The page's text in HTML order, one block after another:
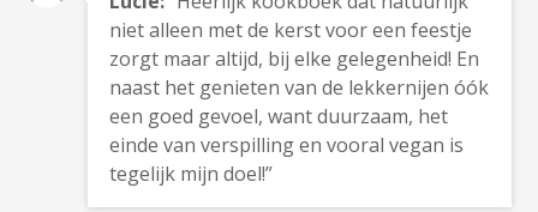
niet alleen met de kerst voor een feestje
zorgt maar altijd, bij elke gelegenheid! En
naast het genieten van de lekkernijen óók
een goed gevoel, want duurzaam, het
einde van verspilling en vooral vegan is
tegelijk mijn doel!”